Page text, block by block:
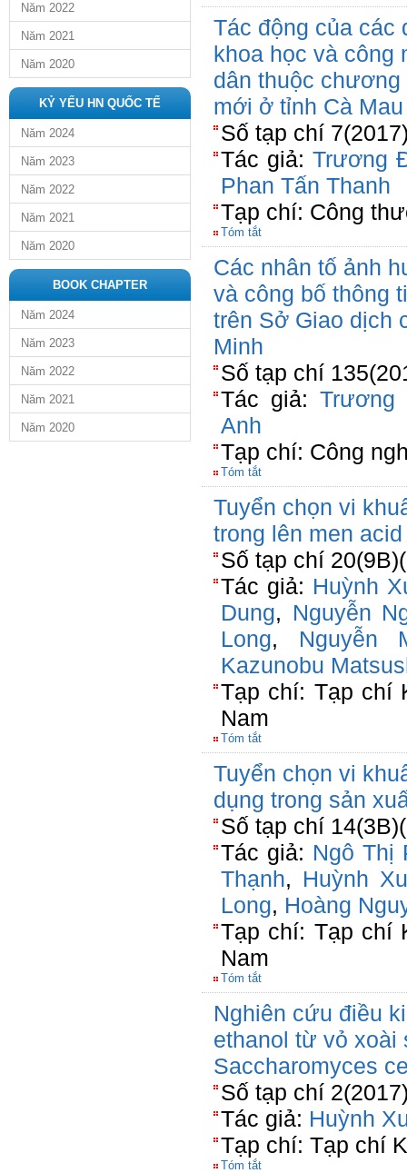
Năm 2022
Năm 2021
Năm 2020
KỶ YẾU HN QUỐC TẾ
Năm 2024
Năm 2023
Năm 2022
Năm 2021
Năm 2020
BOOK CHAPTER
Năm 2024
Năm 2023
Năm 2022
Năm 2021
Năm 2020
Tác động của các
khoa học và công
dân thuộc
mới ở tỉnh Cà Mau
Số tạp chí
Tác giả: Trương
Phan Tấn Thanh
Tạp chí: Công
Tóm tắt
Các nhân tố ảnh
và công bố thông
trên Sở Giao dịch
Minh
Số tạp chí
Tác giả: Trương
Anh
Tạp chí: Công
Tóm tắt
Tuyển chọn vi
trong lên men
Số tạp chí
Tác giả: Huỳnh
Dung, Nguyễn
Long, Nguyễn
Kazunobu
Tạp chí: Tạp chí
Nam
Tóm tắt
Tuyển chọn vi
dụng trong sản
Số tạp chí
Tác giả: Ngô Thị
Thạnh, Huỳnh
Long, Hoàng
Tạp chí: Tạp chí
Nam
Tóm tắt
Nghiên cứu điều
ethanol từ vỏ xoài
Saccharomyces
Số tạp chí
Tác giả: Huỳnh
Tạp chí: Tạp chí
Tóm tắt